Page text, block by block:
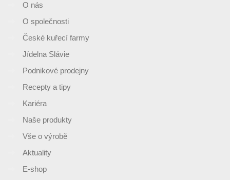
O nás
O společnosti
České kuřecí farmy
Jídelna Slávie
Podnikové prodejny
Recepty a tipy
Kariéra
Naše produkty
Vše o výrobě
Aktuality
E-shop